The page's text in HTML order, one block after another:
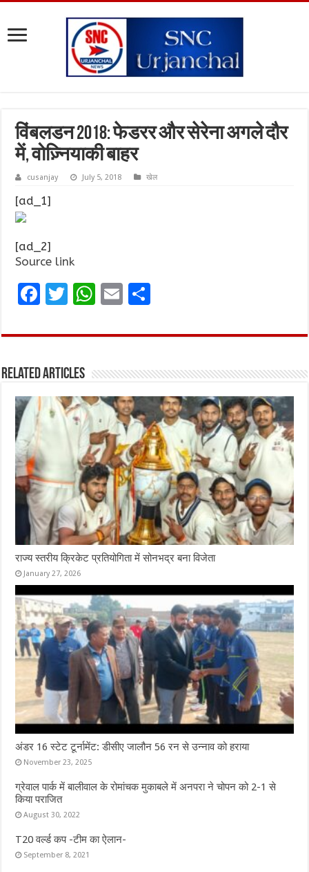
विंबलडन 2018: फेडरर और सेरेना अगले दौर
में, वोज़्नियाकी बाहर
cusanjay July 5, 2018 खेल
[ad_1]
[ad_2]
Source link
F
ce
o
o
k
T
it
r
W
at
A
p
p
E
ai ar
Related Articles
राज्य स्तरीय क्रिकेट प्रतियोगिता में सोनभद्र बना विजेता
January 27, 2026
अंडर 16 स्टेट टूर्नामेंट: डीसीए जालौन 56 रन से उन्नाव को हराया
November 23, 2025
ग्रेवाल पार्क में बालीवाल के रोमांचक मुकाबले में अनपरा ने चोपन को 2-1 से
किया पराजित
August 30, 2022
T20 वर्ल्ड कप -टीम का ऐलान-
September 8, 2021